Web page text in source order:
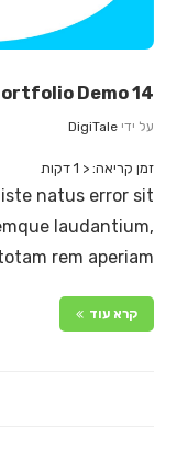
Demo 14
על ידי DigiTale
זמן קריאה: < 1 דקות
natus error sit
laudantium,
rem aperiam,…
קרא עוד